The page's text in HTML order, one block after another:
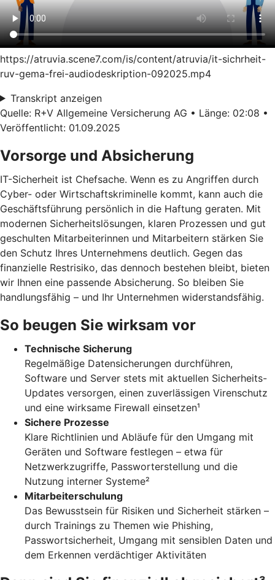
https://atruvia.scene7.com/is/content/atruvia/it-sichrheit-
ruv-gema-frei-audiodeskription-092025.mp4
Transkript anzeigen
Quelle: R+V Allgemeine Versicherung AG • Länge: 02:08 •
Veröffentlicht: 01.09.2025
Vorsorge und Absicherung
IT-Sicherheit ist Chefsache. Wenn es zu Angriffen durch
Cyber- oder Wirtschaftskriminelle kommt, kann auch die
Geschäftsführung persönlich in die Haftung geraten. Mit
modernen Sicherheitslösungen, klaren Prozessen und gut
geschulten Mitarbeiterinnen und Mitarbeitern stärken Sie
den Schutz Ihres Unternehmens deutlich. Gegen das
finanzielle Restrisiko, das dennoch bestehen bleibt, bieten
wir Ihnen eine passende Absicherung. So bleiben Sie
handlungsfähig – und Ihr Unternehmen widerstandsfähig.
So beugen Sie wirksam vor
Technische Sicherung
Regelmäßige Datensicherungen durchführen,
Software und Server stets mit aktuellen Sicherheits-
Updates versorgen, einen zuverlässigen Virenschutz
und eine wirksame Firewall einsetzen¹
Sichere Prozesse
Klare Richtlinien und Abläufe für den Umgang mit
Geräten und Software festlegen – etwa für
Netzwerkzugriffe, Passworterstellung und die
Nutzung interner Systeme²
Mitarbeiterschulung
Das Bewusstsein für Risiken und Sicherheit stärken –
durch Trainings zu Themen wie Phishing,
Passwortsicherheit, Umgang mit sensiblen Daten und
dem Erkennen verdächtiger Aktivitäten